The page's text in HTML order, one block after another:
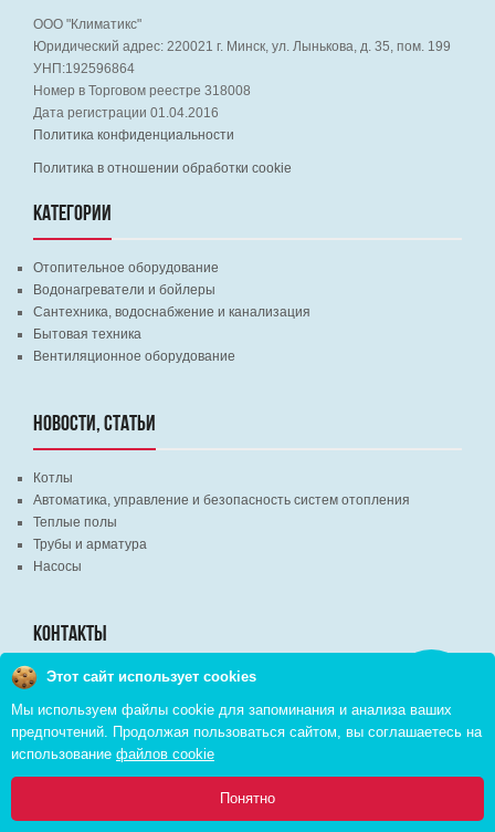
Главная Каталог Инфо Избранное Корзина:
ООО "Климатикс"
Юридический адрес: 220021 г. Минск, ул. Лынькова, д. 35, пом. 199
УНП:192596864
Номер в Торговом реестре 318008
Дата регистрации 01.04.2016
Политика конфиденциальности
Политика в отношении обработки cookie
КАТЕГОРИИ
Отопительное оборудование
Водонагреватели и бойлеры
Сантехника, водоснабжение и канализация
Бытовая техника
Вентиляционное оборудование
НОВОСТИ, СТАТЬИ
Котлы
Автоматика, управление и безопасность систем отопления
Теплые полы
Трубы и арматура
Насосы
КОНТАКТЫ
г. Минск, ВЦ "Экспобел", строительный рынок, павильон № 8c
г. Минск, ул. М. Лынькова, д. 35, пом. 199
+375 (29) 110-46-46 (А1)
+375 (29) 373-90-16 (A1)
Этот сайт использует cookies
Мы используем файлы cookie для запоминания и анализа ваших
предпочтений. Продолжая пользоваться сайтом, вы соглашаетесь на
использование файлов cookie
Понятно